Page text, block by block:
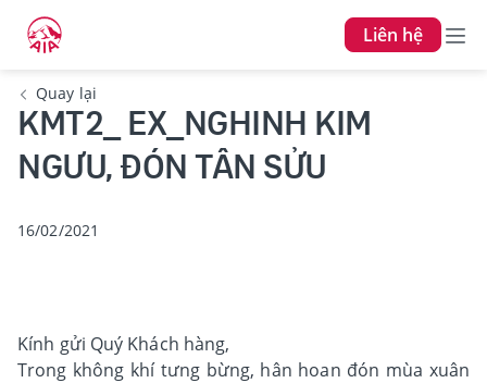
Liên hệ
Quay lại
KMT2_ EX_NGHINH KIM
NGƯU, ĐÓN TÂN SỬU
16/02/2021
Kính gửi Quý Khách hàng,
Trong không khí tưng bừng, hân hoan đón mùa xuân